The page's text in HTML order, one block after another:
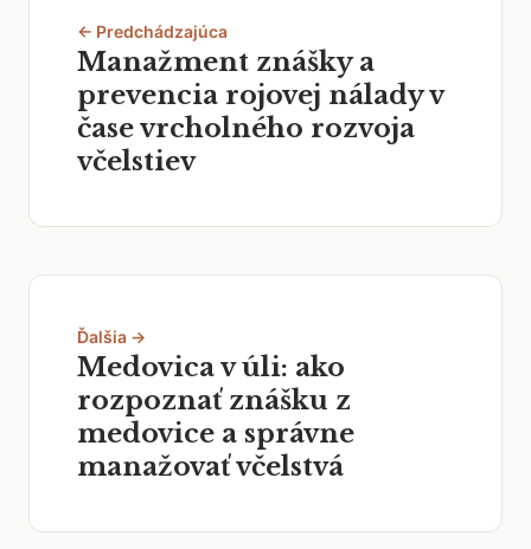
← Predchádzajúca
Manažment znášky a
prevencia rojovej nálady v
čase vrcholného rozvoja
včelstiev
Ďalšia →
Medovica v úli: ako
rozpoznať znášku z
medovice a správne
manažovať včelstvá